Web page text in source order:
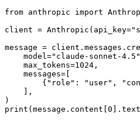
from anthropic import
client =
message =
model="claude-sonnet-
    max_tokens=1024,
    messages=[
{"role": "user",
    ],
)